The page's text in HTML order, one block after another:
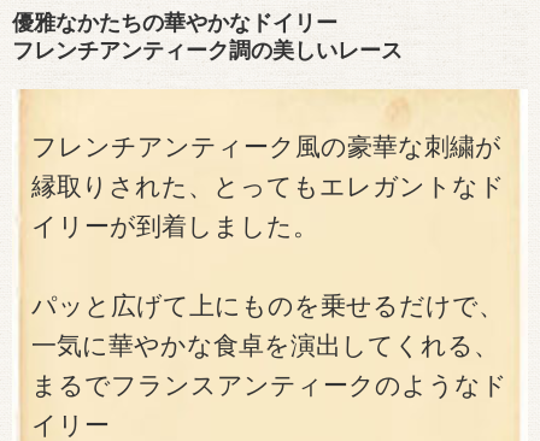
優雅なかたちの華やかなドイリー
フレンチアンティーク調の美しいレース
フレンチアンティーク風の豪華な刺繍が
縁取りされた、とってもエレガントなド
イリーが到着しました。
パッと広げて上にものを乗せるだけで、
一気に華やかな食卓を演出してくれる、
まるでフランスアンティークのようなド
イリー